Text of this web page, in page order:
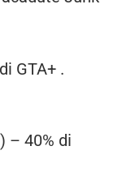
GTA+ .
– 40% di